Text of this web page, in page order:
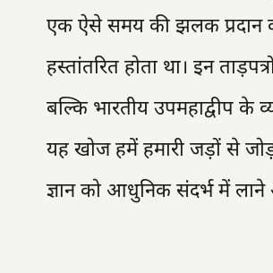
एक ऐसे समय की झलक प्रदान
हस्तांतरित होता था। इन
बल्कि भारतीय उपमहाद्वीप
यह खोज हमें हमारी जड़ों से
ज्ञान को आधुनिक संदर्भ में